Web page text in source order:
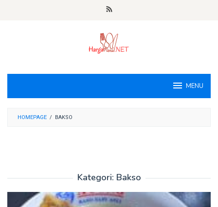
MENU
HOMEPAGE / BAKSO
Kategori: Bakso